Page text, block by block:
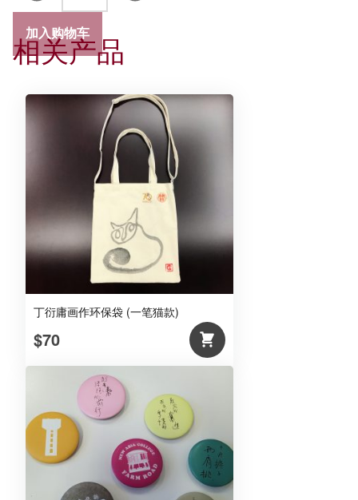
领
带
2019
数
加入购物车
相关产品
丁衍庸画作环保袋 (一笔猫款)
$70